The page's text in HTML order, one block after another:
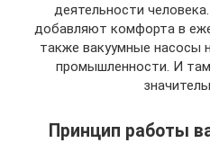
деятельности
добавляют комфорта в
также вакуумные насосы
промышленности. И
Принцип работы